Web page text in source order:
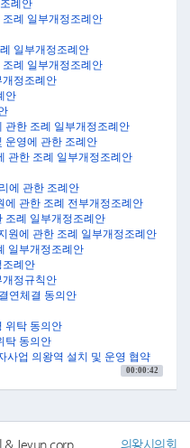
기를 바라고 앞으로도 관련하
시기를 당부드립니다. 둘째, 열
공유하는 수원시 등 인근 지
편의성 증대를 위해 공동 대응
요청드립니다. 셋째, 향후 GTX-
해 사업시행자 및 열차 노선 공
밀한 업무 협조를 선행하여 주
31일 불변가 기준 우리 시가 부
었지만 장래 소비자물가지수 상
원을 부담할 것으로 판단됩니
이 추가 상승할 수 있기 때문에
을 강구해 주시기 바랍니다.
책의 일환으로 사업비 및 운영
주시기 바랍니다.
서를 참고 해 주시기 바라며 이
심사특별위원회 심사 결과 보
대해서는 그동안 조례등심사
으므로 추가 토론 없이 바로 의
니까?
니다. 먼저 의사일정 제1항 의
례안
례 일부개정조례안
일부개정조례안
례 일부개정조례안
개정조례안
안
관한 조례 일부개정조례안
운영에 관한 조례안
관한 조례 일부개정조례안
에 관한 조례안
에 관한 조례 전부개정조례안
조례 일부개정조례안
원에 관한 조례 일부개정조례안
일부개정조례안
조례안
개정규칙안
연체결 동의안
위탁 동의안
탁 동의안
사업 의왕역 설치 및 운영 협약
00:00:42
건 00:17:35
의왕시의회
Jeyun corp.